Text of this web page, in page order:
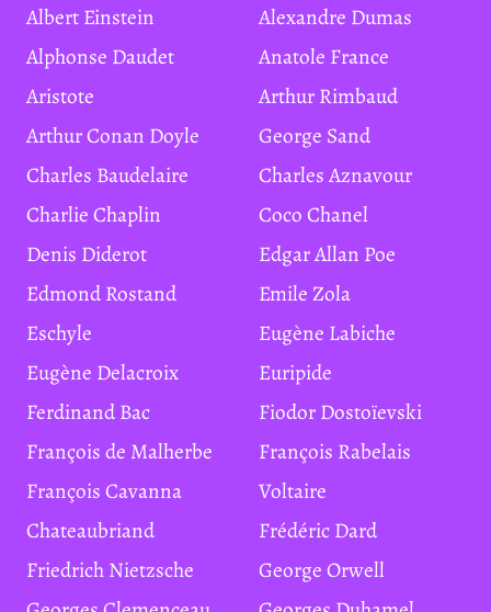
Albert Einstein
Alexandre Dumas
Alphonse Daudet
Anatole France
Aristote
Arthur Rimbaud
Arthur Conan Doyle
George Sand
Charles Baudelaire
Charles Aznavour
Charlie Chaplin
Coco Chanel
Denis Diderot
Edgar Allan Poe
Edmond Rostand
Emile Zola
Eschyle
Eugène Labiche
Eugène Delacroix
Euripide
Ferdinand Bac
Fiodor Dostoïevski
François de Malherbe
François Rabelais
François Cavanna
Voltaire
Chateaubriand
Frédéric Dard
Friedrich Nietzsche
George Orwell